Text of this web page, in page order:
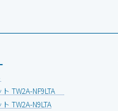
TW2A-NF9LTA
TW2A-N9LTA